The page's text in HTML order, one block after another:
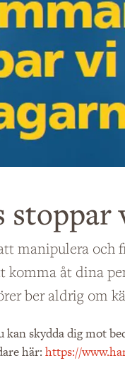
stoppar
manipulera
åt dina
ber aldrig om
skydda dig mot
här: https://